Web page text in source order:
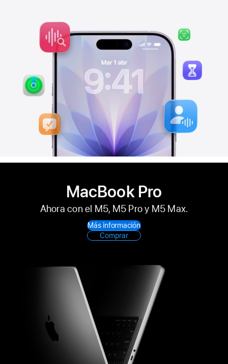
MacBook Pro
Ahora con el M5, M5 Pro y M5 Max.
Más información
Comprar